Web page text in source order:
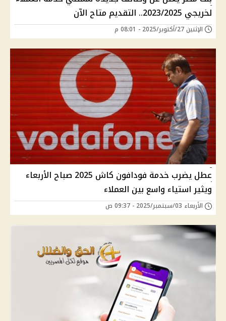
لخريجي 2023/2025.. التقديم متاح الآن
الإثنين 27/أكتوبر/2025 - 08:01 م
عطل يضرب خدمة فودافون كاش 2025 صباح الأربعاء
ويثير استياء واسع بين العملاء
الأربعاء 03/سبتمبر/2025 - 09:37 ص